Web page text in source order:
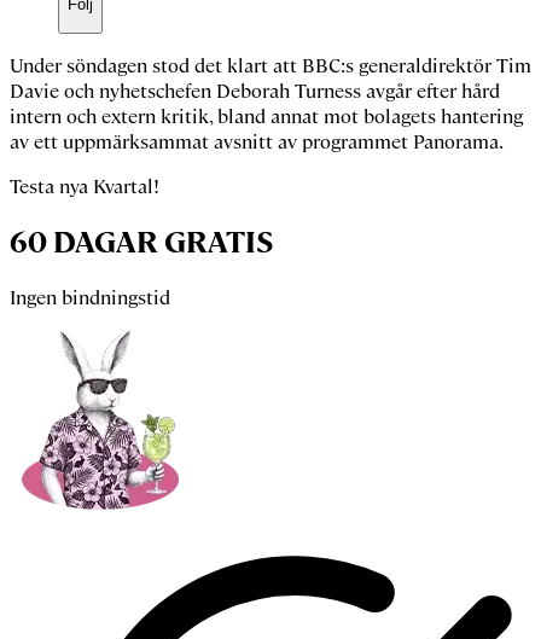
Följ
Under söndagen stod det klart att BBC:s generaldirektörTim
Davieoch nyhetschefen Deborah Turnessavgår efter hård
intern och extern kritik, bland annat mot bolagets hantering
av ett uppmärksammat avsnitt av programmet Panorama.
Testa nya Kvartal!
60 DAGAR GRATIS
Ingen bindningstid